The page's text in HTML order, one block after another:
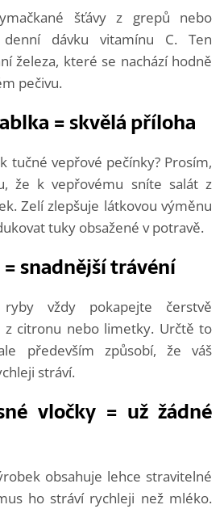
šťávy z grepů nebo
denní dávku vitamínu C. Ten
železa, které se nachází hodně
pečivu.
= skvělá příloha
tučné vepřové pečínky? Prosím,
že k vepřovému sníte salát z
Zelí zlepšuje látkovou výměnu
tuky obsažené v potravě.
snadnější trávéní
vždy pokapejte čerstvě
z citronu nebo limetky. Určtě to
především způsobí, že váš
stráví.
vločky = už žádné
obsahuje lehce stravitelné
ho stráví rychleji než mléko.